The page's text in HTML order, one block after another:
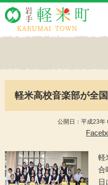
軽米高校音楽部が全
公開日：平成23年
軽
合
日